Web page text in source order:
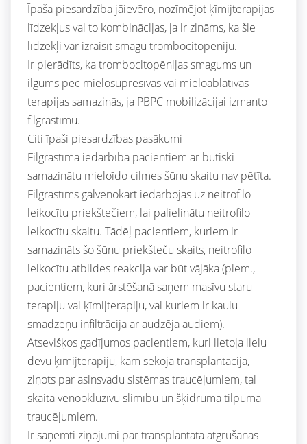
Īpaša piesardzība jāievēro, nozīmējot ķīmijterapijas
līdzekļus vai to kombinācijas, ja ir zināms, ka šie
līdzekļi var izraisīt smagu trombocitopēniju.
Ir pierādīts, ka trombocitopēnijas smagums un
ilgums pēc mielosupresīvas vai mieloablatīvas
terapijas samazinās, ja PBPC mobilizācijai izmanto
filgrastīmu.
Citi īpaši piesardzības pasākumi
Filgrastīma iedarbība pacientiem ar būtiski
samazinātu mieloīdo cilmes šūnu skaitu nav pētīta.
Filgrastīms galvenokārt iedarbojas uz neitrofilo
leikocītu priekštečiem, lai palielinātu neitrofilo
leikocītu skaitu. Tādēļ pacientiem, kuriem ir
samazināts šo šūnu priekšteču skaits, neitrofilo
leikocītu atbildes reakcija var būt vājāka (piem.,
pacientiem, kuri ārstēšanā saņem masīvu staru
terapiju vai ķīmijterapiju, vai kuriem ir kaulu
smadzeņu infiltrācija ar audzēja audiem).
Atsevišķos gadījumos pacientiem, kuri lietoja lielu
devu ķīmijterapiju, kam sekoja transplantācija,
ziņots par asinsvadu sistēmas traucējumiem, tai
skaitā venookluzīvu slimību un šķidruma tilpuma
traucējumiem.
Ir saņemti ziņojumi par transplantāta atgrūšanas